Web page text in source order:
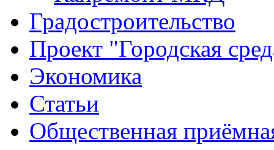
Градостроительство
Проект "Городская
Экономика
Статьи
Общественная